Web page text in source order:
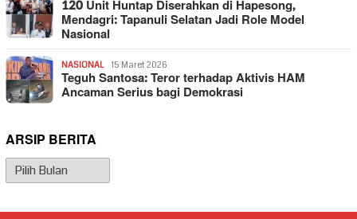
120 Unit Huntap Diserahkan di Hapesong,
Mendagri: Tapanuli Selatan Jadi Role Model
Nasional
NASIONAL 15 Maret 2026
Teguh Santosa: Teror terhadap Aktivis HAM
Ancaman Serius bagi Demokrasi
ARSIP BERITA
Arsip
Berita